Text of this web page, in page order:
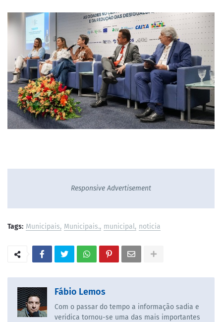
Responsive Advertisement
Tags: Municipais Municipais. municipal noticia
Fábio Lemos
Com o passar do tempo a informação sadia e
veridica tornou-se uma das mais importantes